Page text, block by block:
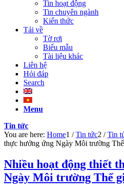
Tin hoạt động
Tin chuyên ngành
Kiến thức
Tải về
Tờ rơi
Biểu mẫu
Tài liệu khác
Liên hệ
Hỏi đáp
Search
Menu
Tin tức
You are here: Home1 / Tin tức2 / Tin
thực hưởng ứng Ngày Môi trường
Nhiều hoạt động thiết
Ngày Môi trường Thế